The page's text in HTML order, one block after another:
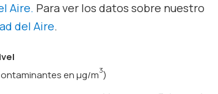
Aire. Para ver los datos sobre nuestro
del Aire.
en µg/m3)